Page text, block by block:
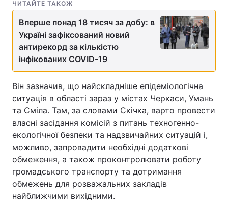
ЧИТАЙТЕ ТАКОЖ
Вперше понад 18 тисяч за добу: в
Україні зафіксований новий
антирекорд за кількістю
інфікованих COVID-19
Він зазначив, що найскладніше епідеміологічна
ситуація в області зараз у містах Черкаси, Умань
та Сміла. Там, за словами Скічка, варто провести
власні засідання комісій з питань техногенно-
екологічної безпеки та надзвичайних ситуацій і,
можливо, запровадити необхідні додаткові
обмеження, а також проконтролювати роботу
громадського транспорту та дотримання
обмежень для розважальних закладів
найближчими вихідними.